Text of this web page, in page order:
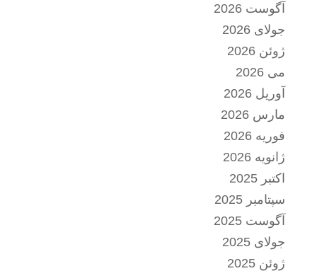
آگوست 2026
جولای 2026
ژوئن 2026
می 2026
آوریل 2026
مارس 2026
فوریه 2026
ژانویه 2026
اکتبر 2025
سپتامبر 2025
آگوست 2025
جولای 2025
ژوئن 2025